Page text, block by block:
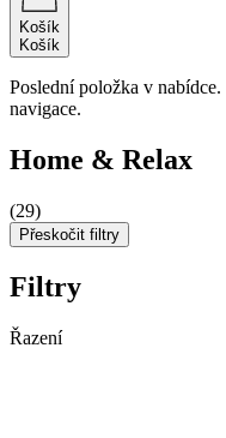
Košík
Košík
Poslední položka v
navigace.
Home & Relax
(29)
Přeskočit filtry
Filtry
Řazení